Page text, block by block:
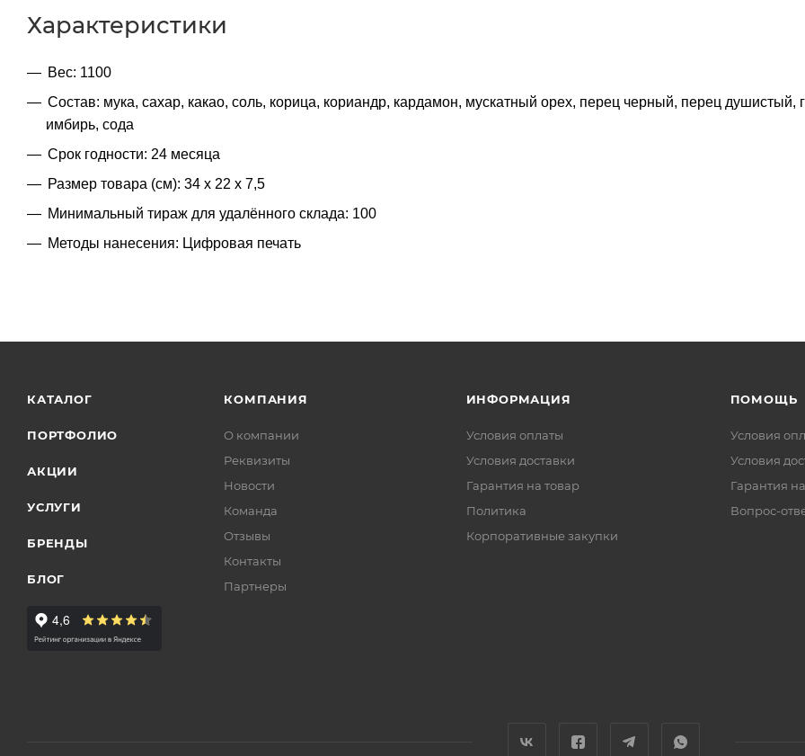
Характеристики
Вес: 1100
Состав: мука, сахар, какао, соль, корица, кориандр, кардамон, мускатный орех, перец черный, перец душистый,
имбирь, сода
Срок годности: 24 месяца
Размер товара (см): 34 х 22 х 7,5
Минимальный тираж для удалённого склада: 100
Методы нанесения: Цифровая печать
КАТАЛОГ
ПОРТФОЛИО
АКЦИИ
УСЛУГИ
БРЕНДЫ
БЛОГ
КОМПАНИЯ
О компании
Реквизиты
Новости
Команда
Отзывы
Контакты
Партнеры
ИНФОРМАЦИЯ
Условия оплаты
Условия доставки
Гарантия на товар
Политика
Корпоративные закупки
ПОМОЩЬ
Условия
Условия
Гарантия
Вопрос-